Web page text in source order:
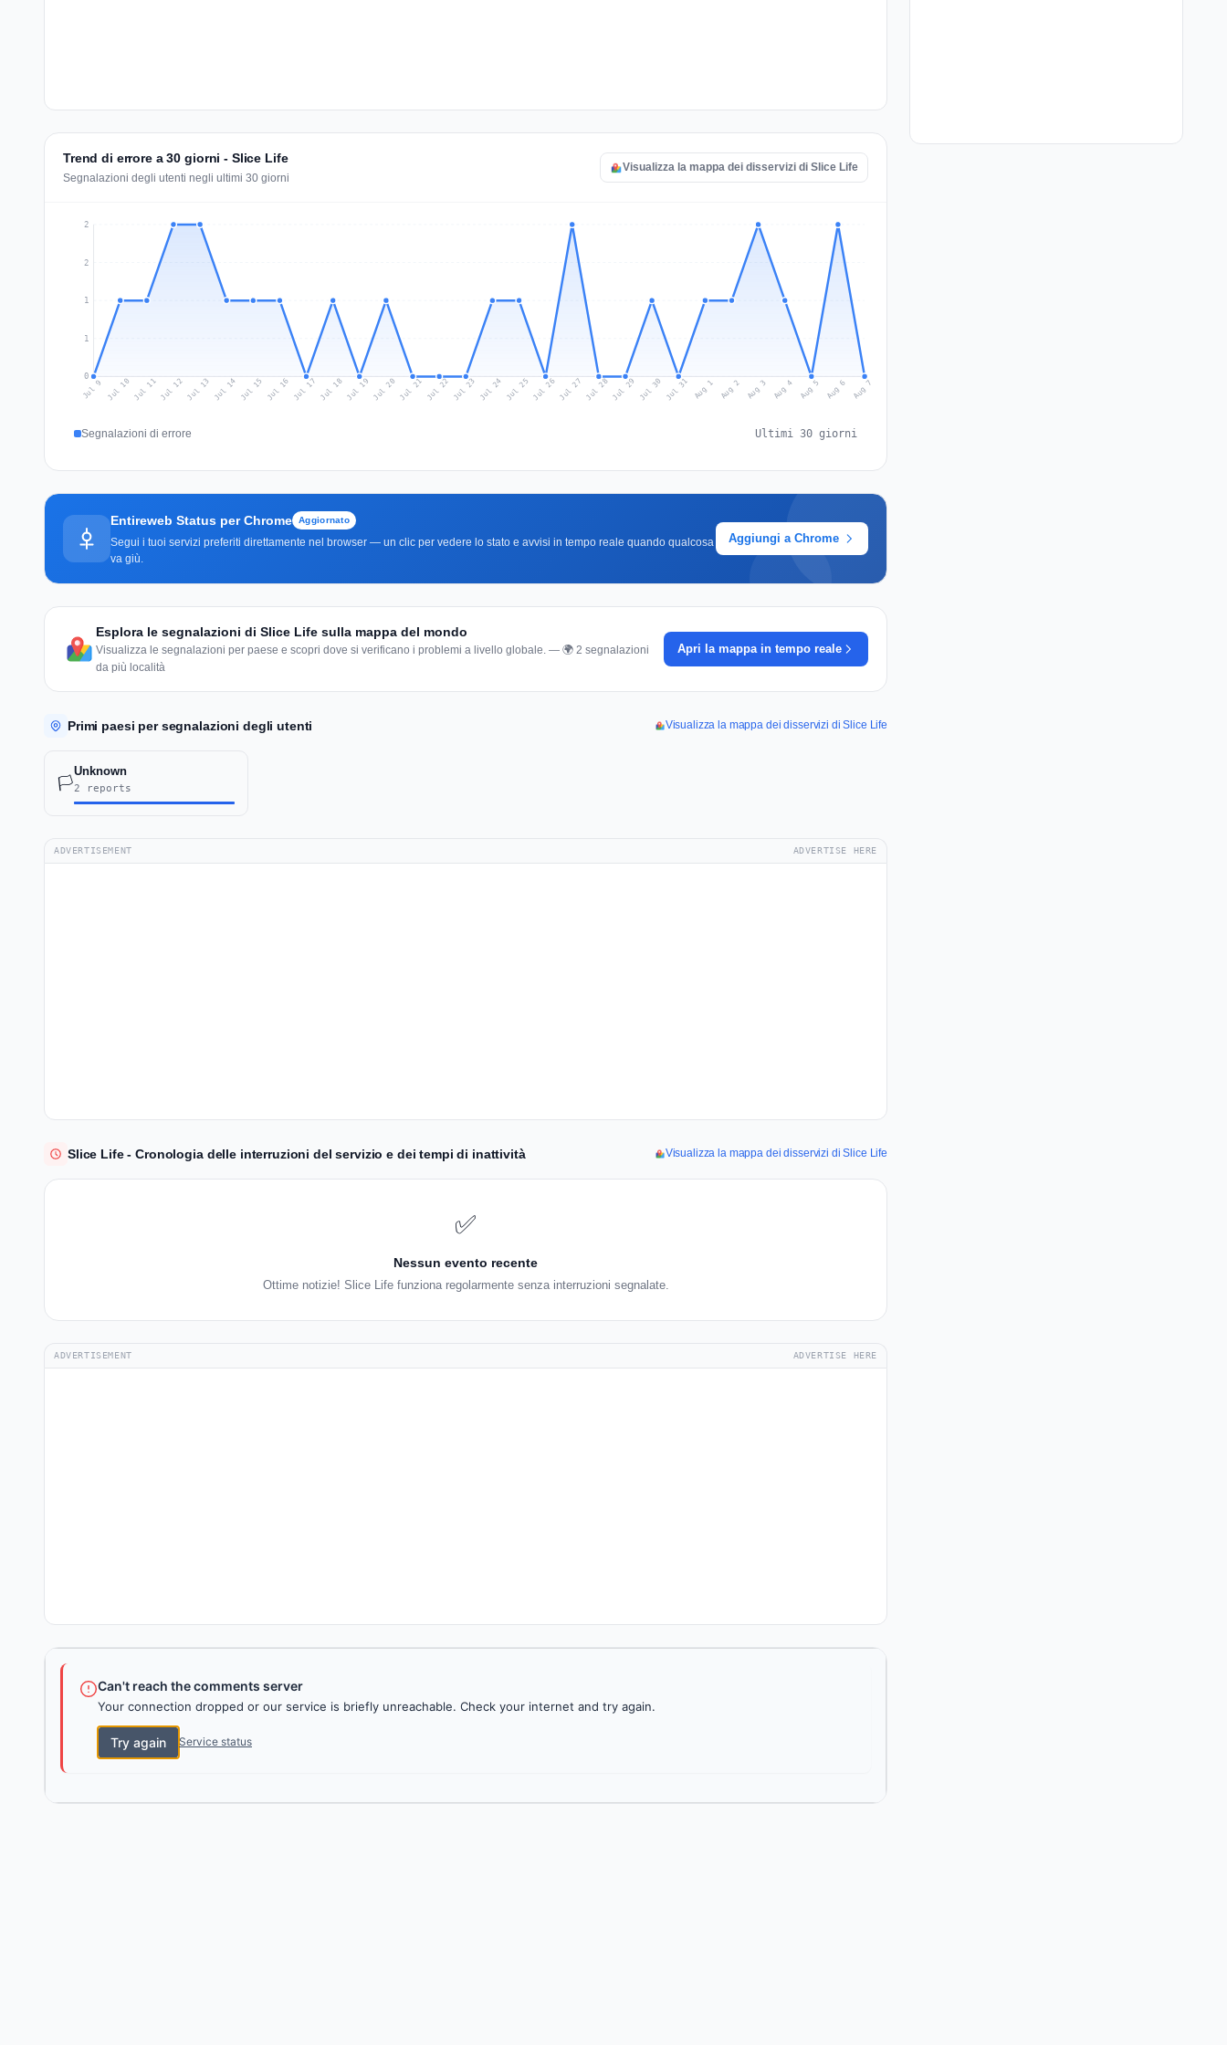
Trend di errore a 30 giorni - Slice Life
Segnalazioni degli utenti negli ultimi 30 giorni
Visualizza la mappa dei disservizi di Slice Life
0
1
1
2
2
Jul 9 Jul 10 Jul 11Jul 12Jul 13 Jul 14 Jul 15 Jul 16 Jul 17 Jul 18Jul 19 Jul 20 Jul 21 Jul 22 Jul 23 Jul 24 Jul 25 Jul 26Jul 27 Jul 28Jul 29 Jul 30 Jul 31 Aug 1 Aug 2 Aug 3 Aug 4 Aug 5 Aug 6 Aug 7
Segnalazioni di errore Ultimi 30 giorni
Entireweb Status per Chrome Aggiornato
Segui i tuoi servizi preferiti direttamente nel browser — un clic per vedere lo stato e avvisi in tempo reale quando qualcosa
va giù.
Aggiungi a Chrome
Esplora le segnalazioni di Slice Life sulla mappa del mondo
Visualizza le segnalazioni per paese e scopri dove si verificano i problemi a livello globale. — 🌍 2 segnalazioni
da più località
Apri la mappa in tempo reale
Primi paesi per segnalazioni degli utenti Visualizza la mappa dei disservizi di Slice Life
🏳️
Unknown
2 reports
ADVERTISEMENT ADVERTISE HERE
Slice Life - Cronologia delle interruzioni del servizio e dei tempi di inattività Visualizza la mappa dei disservizi di Slice Life
✅
Nessun evento recente
Ottime notizie! Slice Life funziona regolarmente senza interruzioni segnalate.
ADVERTISEMENT ADVERTISE HERE
Can't reach the comments server
Your connection dropped or our service is briefly unreachable. Check your internet and try again.
Try again Service status